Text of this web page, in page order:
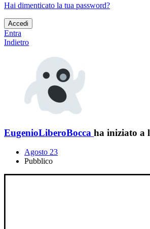
Hai dimenticato la tua password?
Accedi
Entra
Indietro
EugenioLiberoBocca ha iniziato a
Agosto 23
Pubblico